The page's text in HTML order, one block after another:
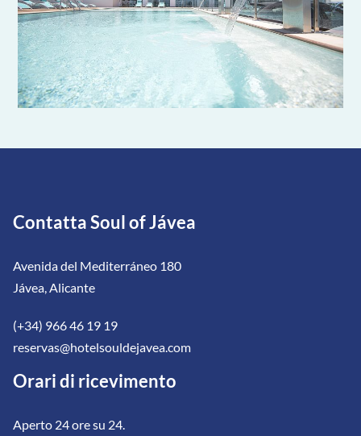
Contatta Soul of Jávea
Avenida del Mediterráneo 180
Jávea, Alicante
(+34) 966 46 19 19
reservas@hotelsouldejavea.com
Orari di ricevimento
Aperto 24 ore su 24.